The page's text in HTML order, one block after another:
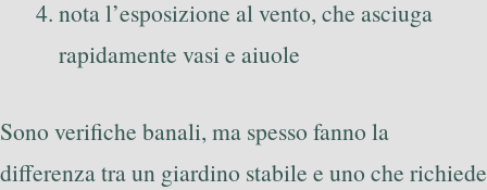
nota l’esposizione al vento, che asciuga
rapidamente vasi e aiuole
Sono verifiche banali, ma spesso fanno la
differenza tra un giardino stabile e uno che richiede